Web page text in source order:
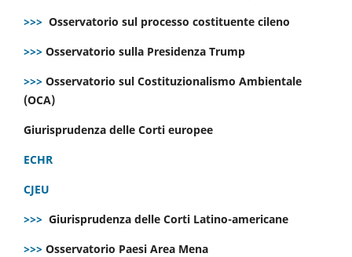
>>> Osservatorio sul processo costituente cileno
>>> Osservatorio sulla Presidenza Trump
>>> Osservatorio sul Costituzionalismo Ambientale
(OCA)
Giurisprudenza delle Corti europee
ECHR
CJEU
>>> Giurisprudenza delle Corti Latino-americane
>>> Osservatorio Paesi Area Mena